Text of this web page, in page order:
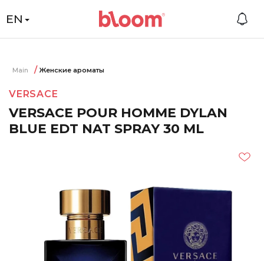
EN
Main Женские ароматы
VERSACE
VERSACE POUR HOMME DYLAN
BLUE EDT NAT SPRAY 30 ML